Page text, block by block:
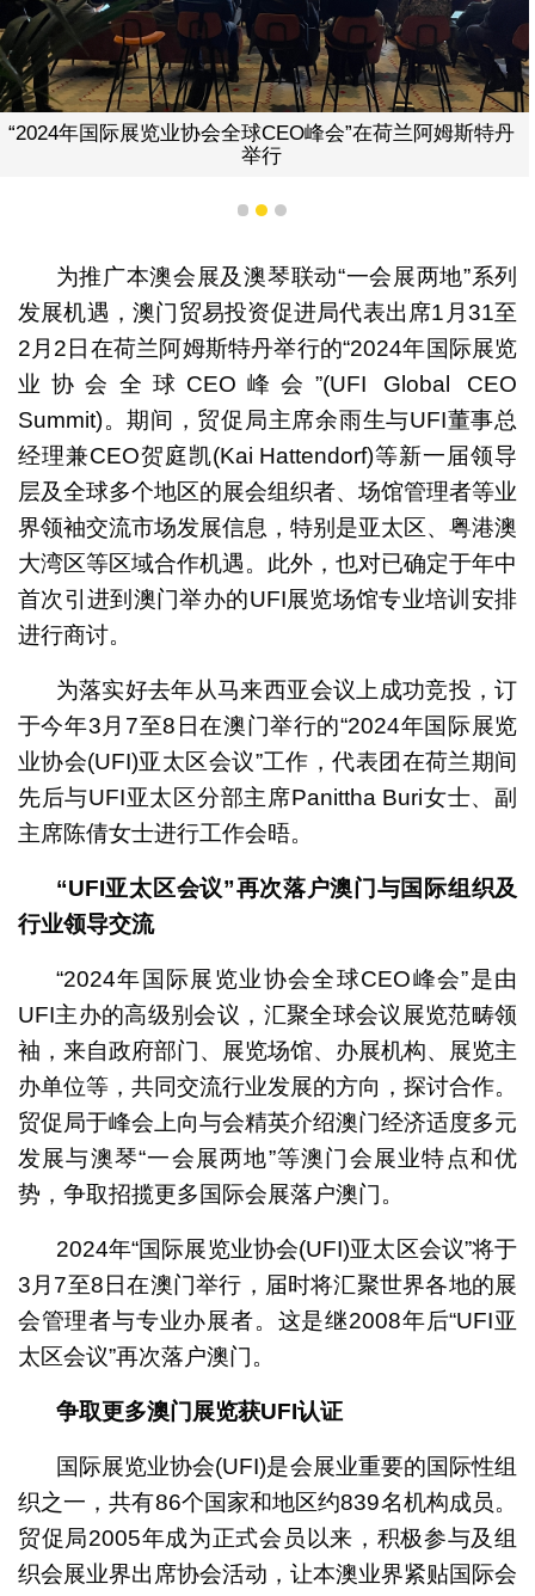
“2024年国际展览业协会全球CEO峰会”在荷兰阿姆斯特丹
举行
1 2 3
为推广本澳会展及澳琴联动“一会展两地”系列
发展机遇，澳门贸易投资促进局代表出席1月31至
2月2日在荷兰阿姆斯特丹举行的“2024年国际展览
业协会全球CEO峰会”(UFI Global CEO
Summit)。期间，贸促局主席余雨生与UFI董事总
经理兼CEO贺庭凯(Kai Hattendorf)等新一届领导
层及全球多个地区的展会组织者、场馆管理者等业
界领袖交流市场发展信息，特别是亚太区、粤港澳
大湾区等区域合作机遇。此外，也对已确定于年中
首次引进到澳门举办的UFI展览场馆专业培训安排
进行商讨。
为落实好去年从马来西亚会议上成功竞投，订
于今年3月7至8日在澳门举行的“2024年国际展览
业协会(UFI)亚太区会议”工作，代表团在荷兰期间
先后与UFI亚太区分部主席Panittha Buri女士、副
主席陈倩女士进行工作会晤。
“UFI亚太区会议”再次落户澳门与国际组织及
行业领导交流
“2024年国际展览业协会全球CEO峰会”是由
UFI主办的高级别会议，汇聚全球会议展览范畴领
袖，来自政府部门、展览场馆、办展机构、展览主
办单位等，共同交流行业发展的方向，探讨合作。
贸促局于峰会上向与会精英介绍澳门经济适度多元
发展与澳琴“一会展两地”等澳门会展业特点和优
势，争取招揽更多国际会展落户澳门。
2024年“国际展览业协会(UFI)亚太区会议”将于
3月7至8日在澳门举行，届时将汇聚世界各地的展
会管理者与专业办展者。这是继2008年后“UFI亚
太区会议”再次落户澳门。
争取更多澳门展览获UFI认证
国际展览业协会(UFI)是会展业重要的国际性组
织之一，共有86个国家和地区约839名机构成员。
贸促局2005年成为正式会员以来，积极参与及组
织会展业界出席协会活动，让本澳业界紧贴国际会